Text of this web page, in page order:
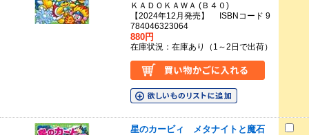
ＫＡＤＯＫＡＷＡ (Ｂ４０)
【2024年12月発売】 ISBNコード 9
784046323064
880円
在庫状況：在庫あり（1～2日で出荷）
星のカービィ メタナイトと魔石